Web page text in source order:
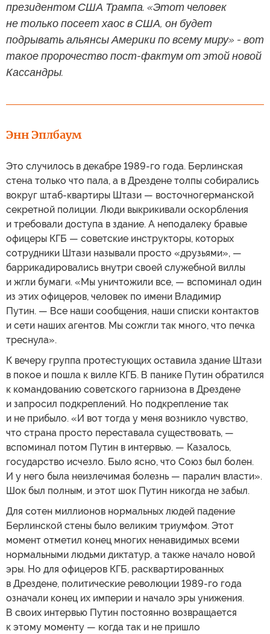
президентом США Трампа. «Этот человек
не только посеет хаос в США, он будет
подрывать альянсы Америки по всему миру» - вот
такое пророчество пост-фактум от этой новой
Кассандры.
Энн Эплбаум
Это случилось в декабре 1989-го года. Берлинская
стена только что пала, а в Дрездене толпы собирались
вокруг штаб-квартиры Штази — восточногерманской
секретной полиции. Люди выкрикивали оскорбления
и требовали доступа в здание. А неподалеку бравые
офицеры КГБ — советские инструкторы, которых
сотрудники Штази называли просто «друзьями», —
баррикадировались внутри своей служебной виллы
и жгли бумаги. «Мы уничтожили все, — вспоминал один
из этих офицеров, человек по имени Владимир
Путин. — Все наши сообщения, наши списки контактов
и сети наших агентов. Мы сожгли так много, что печка
треснула».
К вечеру группа протестующих оставила здание Штази
в покое и пошла к вилле КГБ. В панике Путин обратился
к командованию советского гарнизона в Дрездене
и запросил подкреплений. Но подкрепление так
и не прибыло. «И вот тогда у меня возникло чувство,
что страна просто переставала существовать, —
вспоминал потом Путин в интервью. — Казалось,
государство исчезло. Было ясно, что Союз был болен.
И у него была неизлечимая болезнь — паралич власти».
Шок был полным, и этот шок Путин никогда не забыл.
Для сотен миллионов нормальных людей падение
Берлинской стены было великим триумфом. Этот
момент отметил конец многих ненавидимых всеми
нормальными людьми диктатур, а также начало новой
эры. Но для офицеров КГБ, расквартированных
в Дрездене, политические революции 1989-го года
означали конец их империи и начало эры унижения.
В своих интервью Путин постоянно возвращается
к этому моменту — когда так и не пришло